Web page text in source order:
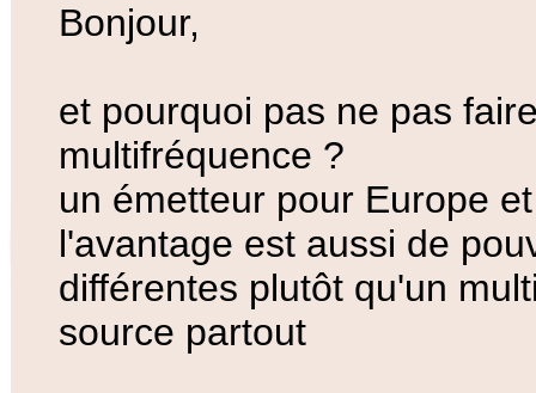
Bonjour,
et pourquoi pas ne pas
multifréquence ?
un émetteur pour Europe
l'avantage est aussi de
différentes plutôt qu'un
source partout